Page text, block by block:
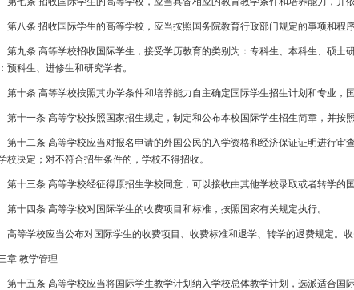
八条 招收国际学生的高等学校，应当按照国务院教育行政部门规定的事项和程序
九条 高等学校招收国际学生，接受学历教育的类别为：专科生、本科生、硕士
预科生、进修生和研究学者。
十条 高等学校按照其办学条件和培养能力自主确定国际学生招生计划和专业，国
十一条 高等学校按照国家招生规定，制定和公布本校国际学生招生简章，并按照
十二条 高等学校应当对报名申请的外国公民的入学资格和经济保证证明进行审
校决定；对不符合招生条件的，学校不得招收。
十三条 高等学校经征得原招生学校同意，可以接收由其他学校录取或者转学的国
十四条 高等学校对国际学生的收费项目和标准，按照国家有关规定执行。
等学校应当公布对国际学生的收费项目、收费标准和退学、转学的退费规定。收
章 教学管理
十五条 高等学校应当将国际学生教学计划纳入学校总体教学计划，选派适合国